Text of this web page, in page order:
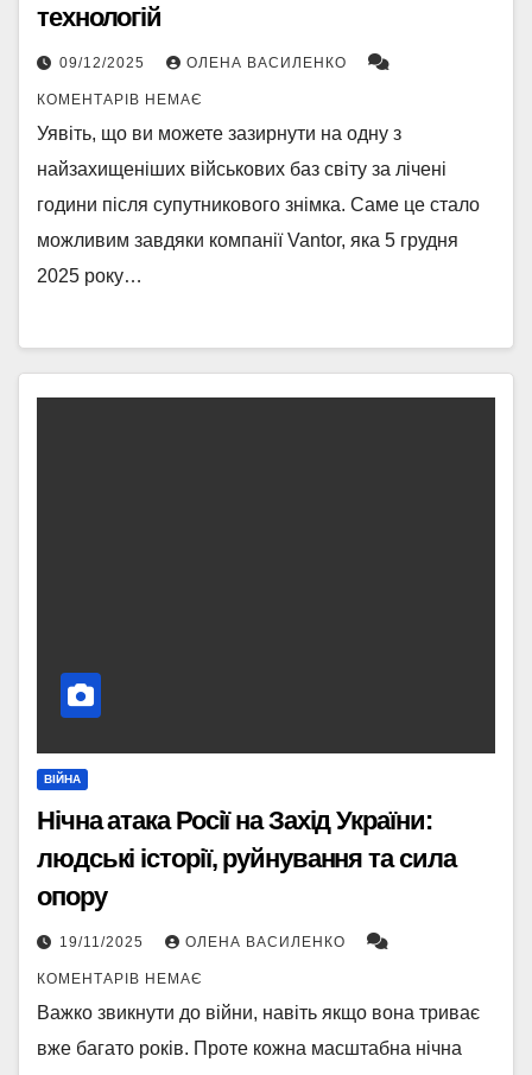
технологій
09/12/2025 ОЛЕНА ВАСИЛЕНКО
КОМЕНТАРІВ НЕМАЄ
Уявіть, що ви можете зазирнути на одну з
найзахищеніших військових баз світу за лічені
години після супутникового знімка. Саме це стало
можливим завдяки компанії Vantor, яка 5 грудня
2025 року…
ВІЙНА
Нічна атака Росії на Захід України:
людські історії, руйнування та сила
опору
19/11/2025 ОЛЕНА ВАСИЛЕНКО
КОМЕНТАРІВ НЕМАЄ
Важко звикнути до війни, навіть якщо вона триває
вже багато років. Проте кожна масштабна нічна